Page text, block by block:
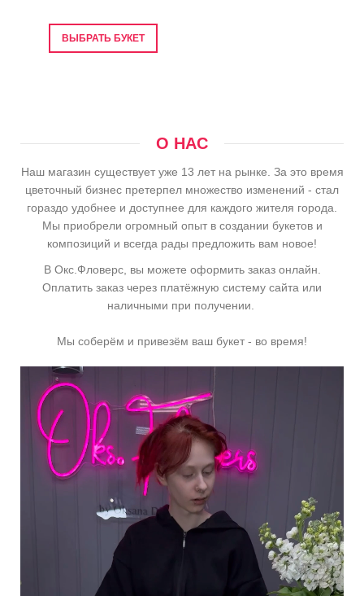
ВЫБРАТЬ БУКЕТ
О НАС
Наш магазин существует уже 13 лет на рынке. За это время
цветочный бизнес претерпел множество изменений - стал
гораздо удобнее и доступнее для каждого жителя города.
Мы приобрели огромный опыт в создании букетов и
композиций и всегда рады предложить вам новое!
В Окс.Фловерс, вы можете оформить заказ онлайн.
Оплатить заказ через платёжную систему сайта или
наличными при получении.
Мы соберём и привезём ваш букет - во время!